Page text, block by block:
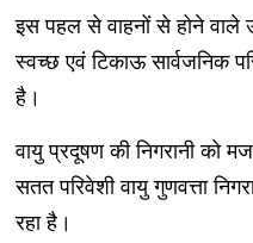
इस पहल से वाहनों से होने
स्वच्छ एवं टिकाऊ सार्वजनिक
है।
वायु प्रदूषण की निगरानी को
सतत परिवेशी वायु गुणवत्ता
रहा है।